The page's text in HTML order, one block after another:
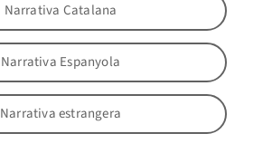
Narrativa Catalana
Narrativa Espanyola
Narrativa estrangera